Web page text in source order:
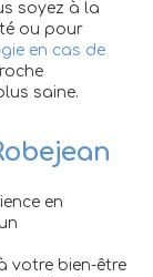
soyez à la
ou pour
en cas de
saine.
en
votre bien-être